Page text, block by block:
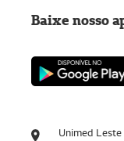
Unimed
Baixe nosso